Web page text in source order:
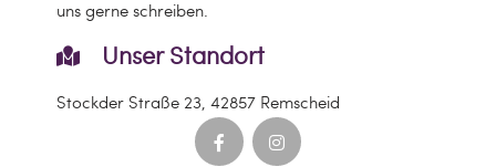
uns gerne schreiben.
Unser Standort
Stockder Straße 23, 42857 Remscheid